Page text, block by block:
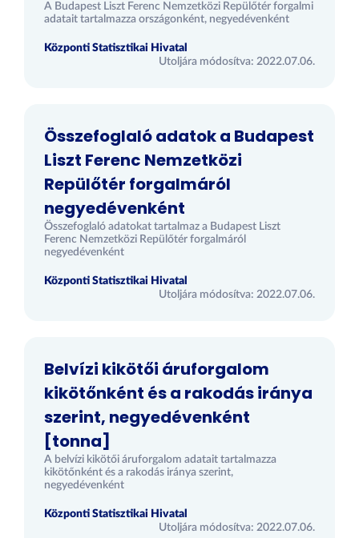
A Budapest Liszt Ferenc Nemzetközi Repülőtér forgalmi
adatait tartalmazza országonként, negyedévenként
Központi Statisztikai Hivatal
Utoljára módosítva: 2022.07.06.
Összefoglaló adatok a Budapest
Liszt Ferenc Nemzetközi
Repülőtér forgalmáról
negyedévenként
Összefoglaló adatokat tartalmaz a Budapest Liszt
Ferenc Nemzetközi Repülőtér forgalmáról
negyedévenként
Központi Statisztikai Hivatal
Utoljára módosítva: 2022.07.06.
Belvízi kikötői áruforgalom
kikötőnként és a rakodás iránya
szerint, negyedévenként
[tonna]
A belvízi kikötői áruforgalom adatait tartalmazza
kikötőnként és a rakodás iránya szerint,
negyedévenként
Központi Statisztikai Hivatal
Utoljára módosítva: 2022.07.06.